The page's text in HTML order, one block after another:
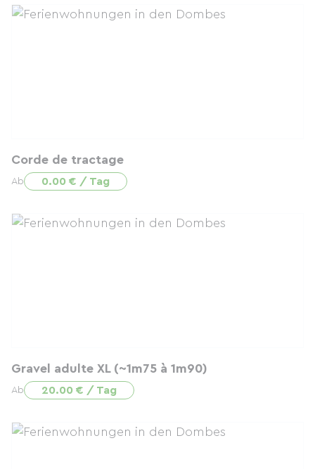
Corde de tractage
Ab 0.00 € / Tag
Gravel adulte XL (~1m75 à 1m90)
Ab 20.00 € / Tag